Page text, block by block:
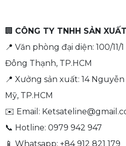
🏢 CÔNG TY TNHH SẢN
📍 Văn phòng đại diện: 100/
Đông Thạnh, TP.HCM
📍 Xưởng sản xuất: 14
Mỹ, TP.HCM
✉️ Email:
📞 Hotline: 0979 942 947
📱 Whatsapp: +84 912 821 179